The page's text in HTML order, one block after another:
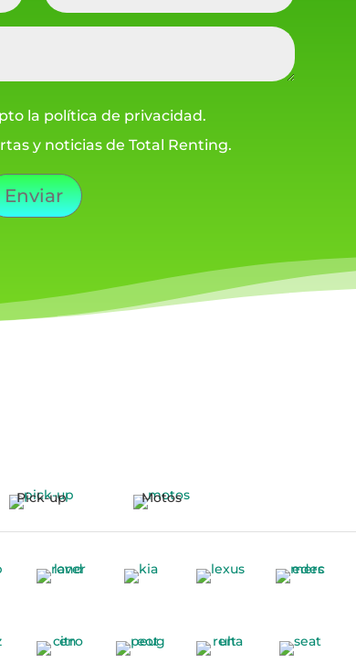
la política de privacidad.
y noticias de Total Renting.
Enviar
Pick-up Motos